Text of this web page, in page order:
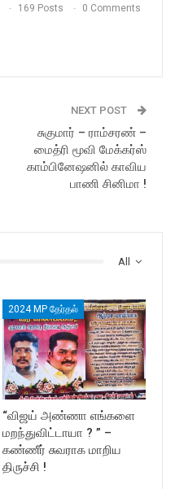
169 Posts 0 Comments
NEXT POST
சுகுமார் – ராம்சரண் –
மைத்ரி மூவி மேக்கர்ஸ்
காம்பினேஷனில் காவிய
பாணி சினிமா !
All
2024 MP தேர்தல்
“விஜய் அண்ணா எங்களை
மறந்துவிட்டாயா ? ” –
கண்ணீர் சுவராக மாறிய
திருச்சி !